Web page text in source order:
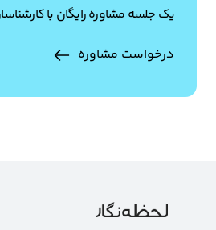
یک جلسه مشاوره رایگان با
درخواست مشاوره